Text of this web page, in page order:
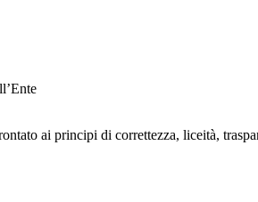
ai principi di correttezza, liceità,